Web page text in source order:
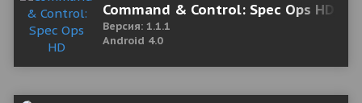
Command & Control: Spec Ops HD
Версия: 1.1.1
Android 4.0